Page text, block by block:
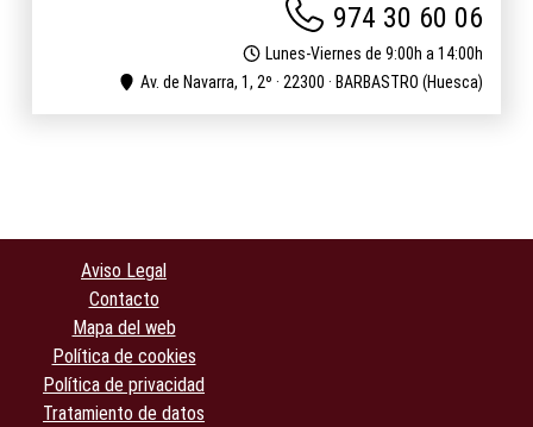
974 30 60 06
Lunes-Viernes de 9:00h a 14:00h
Av. de Navarra, 1, 2º · 22300 · BARBASTRO (Huesca)
Aviso Legal
Contacto
Mapa del web
Política de cookies
Política de privacidad
Tratamiento de datos